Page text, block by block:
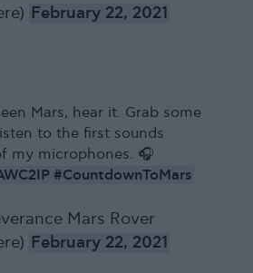
February 22, 2021
Mars, hear it. Grab some
to the first sounds
my microphones. 🎧
#CountdownToMars
Mars Rover
February 22, 2021